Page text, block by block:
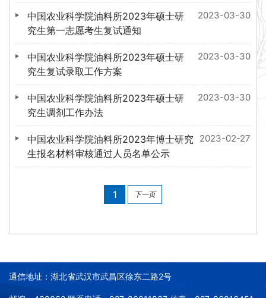
2023-03-30
中国农业科学院油料所2023年硕士研
究生第一志愿考生复试通知
2023-03-30
中国农业科学院油料所2023年硕士研
究生复试录取工作方案
2023-03-30
中国农业科学院油料所2023年硕士研
究生调剂工作办法
2023-02-27
中国农业科学院油料所2023年博士研究
生报名材料审核通过人员名单公示
1 下一页
通信地址：湖北省武汉市武昌区徐东二路2号